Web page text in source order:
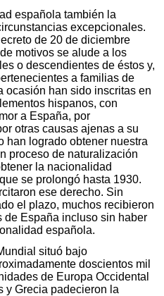
española también la
excepcionales.
de 20 de diciembre
motivos se alude a los
o descendientes de éstos y,
a familias de
ocasión han sido inscritas en
hispanos, con
a España, por
otras causas ajenas a su
han logrado obtener nuestra
proceso de naturalización
la nacionalidad
se prolongó hasta 1930.
ese derecho. Sin
el plazo, muchos recibieron
de España incluso sin haber
española.
situó bajo
doscientos mil
de Europa Occidental
y Grecia padecieron la